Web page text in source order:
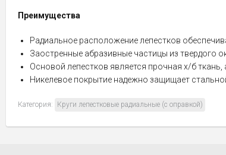
Преимущества
Радиальное расположение лепестков
Заостренные абразивные частицы из твердого
Основой лепестков является прочная х/б
Никелевое покрытие надежно защищает
Категория: Круги лепестковые радиальные (с оправкой)